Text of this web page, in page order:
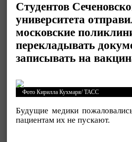
Студентов
университета
московские
перекладывать
записывать на
Фото Кирилла Кухмаря/ ТАСС
Будущие медики
пациентам их не пускают.